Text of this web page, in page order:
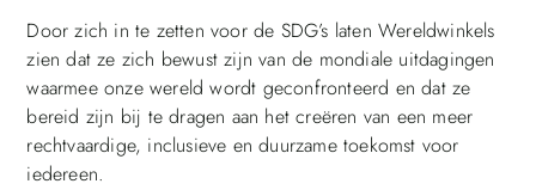
Door zich in te zetten voor de SDG’s laten Wereldwinkels
zien dat ze zich bewust zijn van de mondiale uitdagingen
waarmee onze wereld wordt geconfronteerd en dat ze
bereid zijn bij te dragen aan het creëren van een meer
rechtvaardige, inclusieve en duurzame toekomst voor
iedereen.